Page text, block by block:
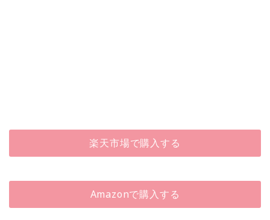
楽天市場で購入する
Amazonで購入する